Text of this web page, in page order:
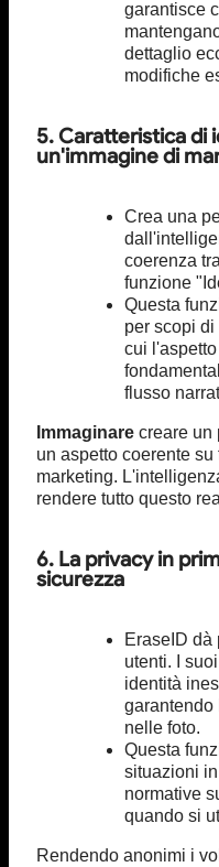
garantisce
dettaglio
modifiche
5. Caratteristica di
un'immagine di
Crea una
coerenza
funzione
Questa
per scopi
cui
flusso
Immaginare creare un
un aspetto coerente
marketing.
rendere tutto questo
6. La privacy in
sicurezza
EraseID dà
utenti. I
identità
garantendo
nelle foto.
Questa
situazioni
normative
quando si
Rendendo anonimi i